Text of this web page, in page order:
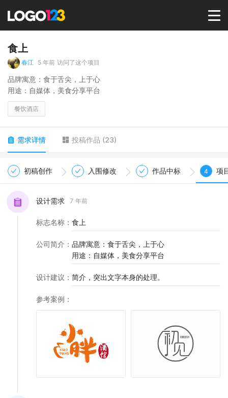
选择套餐→
商标版权
LOGO
食上
春江 5 年前 访问了这个项目
品牌寓意：食于舌尖，上于心
用途：自媒体，美食分享平台
餐饮酒店
需求详情 投稿作品 (23)
初稿创作 入围修改 作品中标 4 项
设计需求 7 年前
标志名称 ： 食上
公司简介 ： 品牌寓意：食于舌尖，上于心
用途：自媒体，美食分享平台
设计建议 ： 简介，突出文字本身的处理。
参考案例 ：